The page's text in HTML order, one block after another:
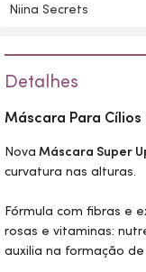
Niina Secrets
Detalhes
Máscara Para Cílios
Nova Máscara Super
curvatura nas alturas.
Fórmula com fibras e
rosas e vitaminas:
auxilia na formação